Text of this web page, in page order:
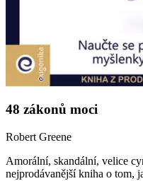
48 zákonů moci
Robert Greene
Amorální, skandální, velice
nejprodávanější kniha o tom,